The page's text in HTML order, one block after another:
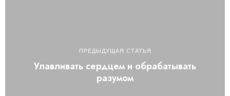
ПРЕДЫДУЩАЯ СТАТЬЯ
Улавливать сердцем и обрабатывать
разумом